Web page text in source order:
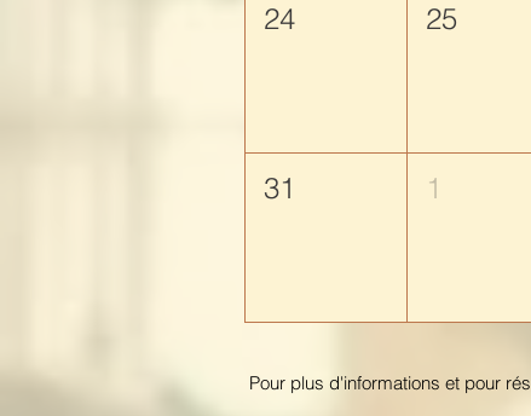
24 25
31 1
Pour plus d'informations et pour